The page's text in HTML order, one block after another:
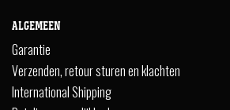
ALGEMEEN
Garantie
Verzenden, retour sturen en klachten
International Shipping